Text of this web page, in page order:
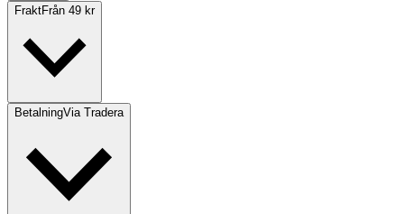
FraktFrån 49 kr
BetalningVia Tradera